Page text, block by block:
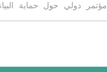
مؤتمر دولي حول حماية